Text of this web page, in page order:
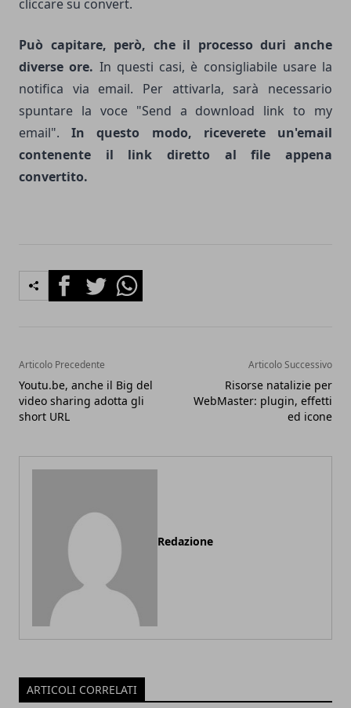
cliccare su convert.
Può capitare, però, che il processo duri anche
diverse ore. In questi casi, è consigliabile usare la
notifica via email. Per attivarla, sarà necessario
spuntare la voce "Send a download link to my
email".In questo modo, riceverete un'email
contenente il link diretto al file appena
convertito.
FacebookTwitterWhatsapp
Articolo Precedente
Youtu.be, anche il Big del
video sharing adotta gli
short URL
Articolo Successivo
Risorse natalizie per
WebMaster: plugin, effetti
ed icone
Redazione
ARTICOLI CORRELATI